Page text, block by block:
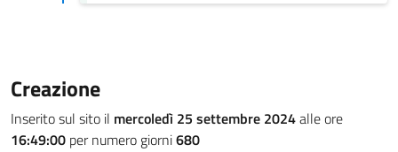
Creazione
Inserito sul sito il mercoledì 25 settembre 2024alle ore
16:49:00 per numero giorni680